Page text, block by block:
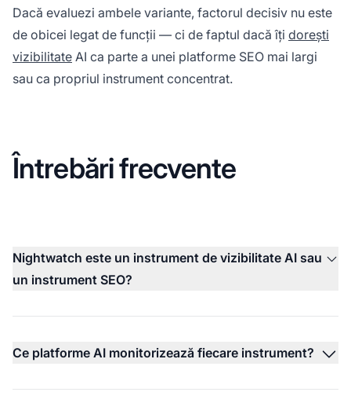
Dacă evaluezi ambele variante, factorul decisiv nu este
de obicei legat de funcții — ci de faptul dacă îți dorești
vizibilitate AI ca parte a unei platforme SEO mai largi
sau ca propriul instrument concentrat.
Întrebări frecvente
Nightwatch este un instrument de vizibilitate AI sau
un instrument SEO?
Ce platforme AI monitorizează fiecare instrument?